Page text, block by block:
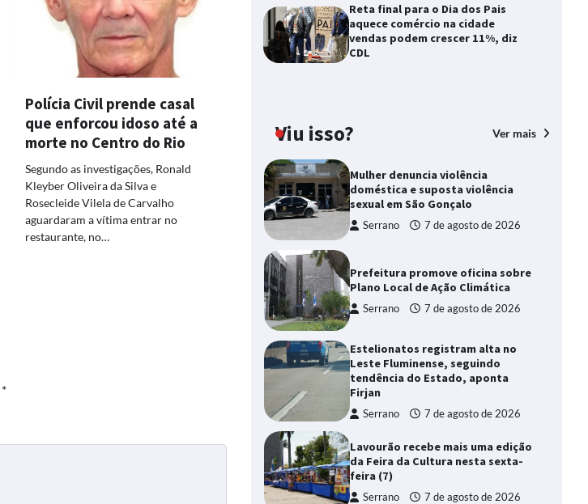
Polícia Civil prende casal
que enforcou idoso até a
morte no Centro do Rio
Segundo as investigações, Ronald
Kleyber Oliveira da Silva e
Rosecleide Vilela de Carvalho
aguardaram a vítima entrar no
restaurante, no…
*
Reta final para o Dia dos Pais
aquece comércio na cidade
vendas podem crescer 11%, diz
CDL
Viu isso? Ver mais
Mulher denuncia violência
doméstica e suposta violência
sexual em São Gonçalo
Serrano 7 de agosto de 2026
Prefeitura promove oficina sobre
Plano Local de Ação Climática
Serrano 7 de agosto de 2026
Estelionatos registram alta no
Leste Fluminense, seguindo
tendência do Estado, aponta
Firjan
Serrano 7 de agosto de 2026
Lavourão recebe mais uma edição
da Feira da Cultura nesta sexta-
feira (7)
Serrano 7 de agosto de 2026